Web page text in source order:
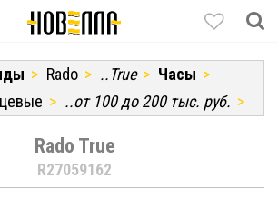
Rado ..True
Часы
..от 100 до 200 тыс. руб.
Rado True
R27059162